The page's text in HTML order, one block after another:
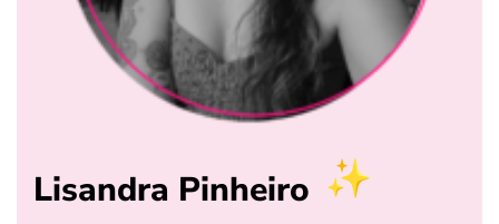
Lisandra Pinheiro